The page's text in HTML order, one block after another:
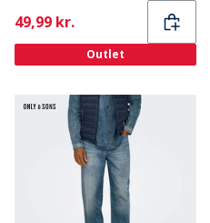
Current
49,99 kr.
Outlet